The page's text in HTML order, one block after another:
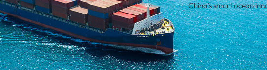
China’s smart ocean